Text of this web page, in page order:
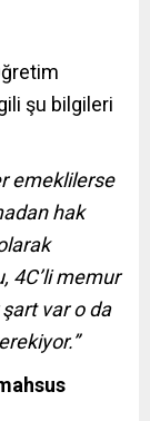
şu bilgileri
emeklilerse
hak
4C’li memur
var o da